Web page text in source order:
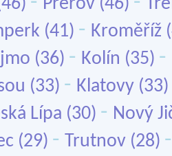
Přerov (46)
(41) - Kroměříž
(36) - Kolín (35) -
(33) - Klatovy (33)
Lípa (30) - Nový
(29) - Trutnov (28)